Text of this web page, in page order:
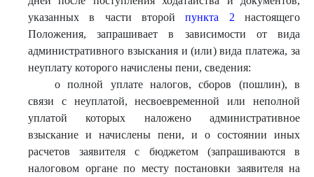
указанных в части второйпункта 2 настоящего
Положения, запрашивает в зависимости от вида
административного взыскания и (или) вида платежа, за
неуплату которого начислены пени, сведения:
о полной уплате налогов, сборов (пошлин), в
связи с неуплатой, несвоевременной или неполной
уплатой которых наложено административное
взыскание и начислены пени, и о состоянии иных
расчетов заявителя с бюджетом (запрашиваются в
налоговом органе по месту постановки заявителя на